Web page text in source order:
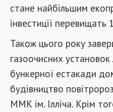
стане найбільшим
інвестиції перевищать
Також цього року
газоочисних
бункерної естакади
будівництво
ММК ім. Ілліча. Крім